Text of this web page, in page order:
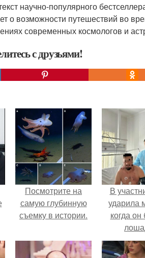
научно-популярного
о возможности путешествий во
современных космологов и
с друзьями!
Посмотрите на
самую глубинную
съемку в истории.
В
ударила
когда